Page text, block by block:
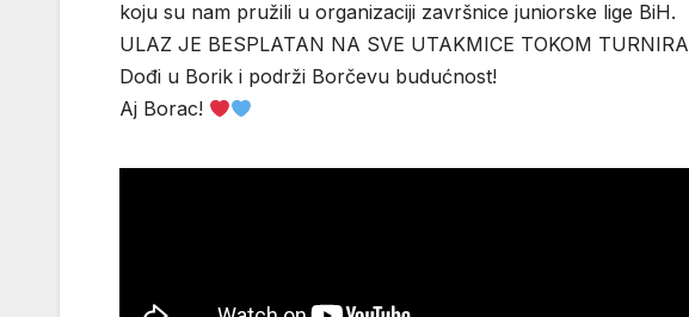
koju su nam pružili u organizaciji završnice juniorske lige BiH.
ULAZ JE BESPLATAN NA SVE UTAKMICE TOKOM TURNIRA
Dođi u Borik i podrži Borčevu budućnost!
Aj Borac!